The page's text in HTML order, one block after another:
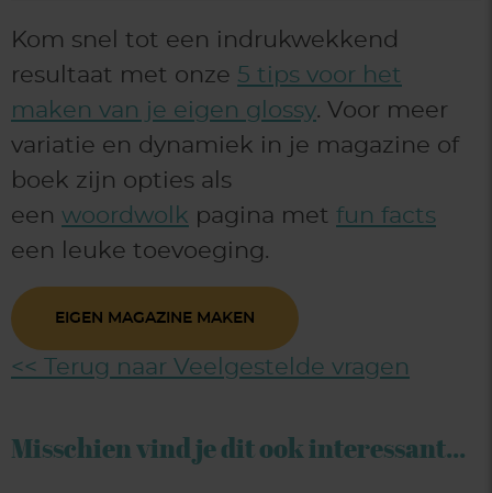
Kom snel tot een indrukwekkend
resultaat met onze 5 tips voor het
maken van je eigen glossy. Voor meer
variatie en dynamiek in je magazine of
boek zijn opties als
een woordwolk pagina met fun facts
een leuke toevoeging.
EIGEN MAGAZINE MAKEN
<< Terug naar Veelgestelde vragen
Misschien vind je dit ook interessant...